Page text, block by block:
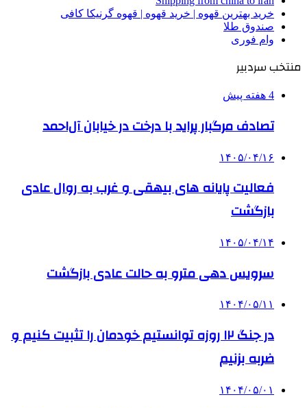
خرید بهترین قهوه | خرید قهوه | قهوه گرنیکا کافی
صندوق طلا
وام فوری
منتخب سردبیر
4 هفته پیش
تصادف مرگبار پراید با درخت در خیابان آل‌احمد
۱۴۰۵/۰۴/۱۶
فعالیت پایانه های بیهقی و غرب به روال عادی
بازگشت
۱۴۰۵/۰۴/۱۴
سرویس دهی مترو به حالت عادی بازگشت
۱۴۰۴/۰۵/۱۱
در جنگ ۱۲ روزه توانستیم خودمان را تثبیت کنیم و
ضربه بزنیم
۱۴۰۴/۰۵/۰۱